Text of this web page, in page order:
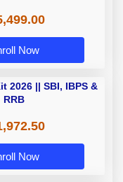
Now
2026 || SBI, IBPS &
RRB
Now